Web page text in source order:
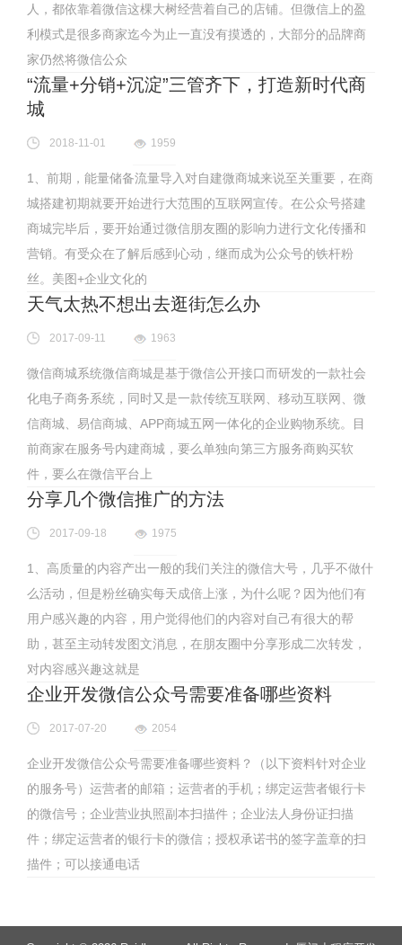
人，都依靠着微信这棵大树经营着自己的店铺。但微信上的盈
利模式是很多商家迄今为止一直没有摸透的，大部分的品牌商
家仍然将微信公众
“流量+分销+沉淀”三管齐下，打造新时代商
城
2018-11-01 1959
1、前期，能量储备流量导入对自建微商城来说至关重要，在商
城搭建初期就要开始进行大范围的互联网宣传。在公众号搭建
商城完毕后，要开始通过微信朋友圈的影响力进行文化传播和
营销。有受众在了解后感到心动，继而成为公众号的铁杆粉
丝。美图+企业文化的
天气太热不想出去逛街怎么办
2017-09-11 1963
微信商城系统微信商城是基于微信公开接口而研发的一款社会
化电子商务系统，同时又是一款传统互联网、移动互联网、微
信商城、易信商城、APP商城五网一体化的企业购物系统。目
前商家在服务号内建商城，要么单独向第三方服务商购买软
件，要么在微信平台上
分享几个微信推广的方法
2017-09-18 1975
1、高质量的内容产出一般的我们关注的微信大号，几乎不做什
么活动，但是粉丝确实每天成倍上涨，为什么呢？因为他们有
用户感兴趣的内容，用户觉得他们的内容对自己有很大的帮
助，甚至主动转发图文消息，在朋友圈中分享形成二次转发，
对内容感兴趣这就是
企业开发微信公众号需要准备哪些资料
2017-07-20 2054
企业开发微信公众号需要准备哪些资料？（以下资料针对企业
的服务号）运营者的邮箱；运营者的手机；绑定运营者银行卡
的微信号；企业营业执照副本扫描件；企业法人身份证扫描
件；绑定运营者的银行卡的微信；授权承诺书的签字盖章的扫
描件；可以接通电话